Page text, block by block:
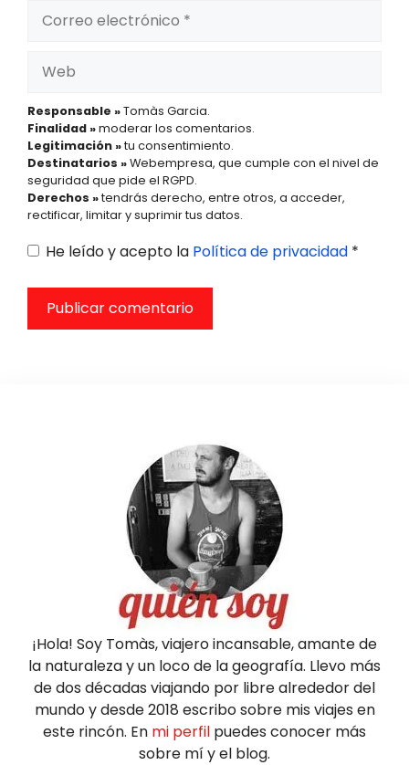
electrónico
Responsable »Tomàs Garcia.
Finalidad »moderar los comentarios.
Legitimación »tu consentimiento.
Destinatarios »Webempresa, que cumple con el nivel de
seguridad que pide el RGPD.
Derechos »tendrás derecho, entre otros, a acceder,
rectificar, limitar y suprimir tus datos.
He leído y acepto la Política de privacidad *
¡Hola! Soy Tomàs, viajero incansable, amante de
la naturaleza y un loco de la geografía. Llevo más
de dos décadas viajando por libre alrededor del
mundo y desde 2018 escribo sobre mis viajes en
este rincón. En mi perfil puedes conocer más
sobre mí y el blog.